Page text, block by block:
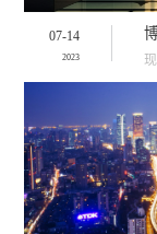
07-14
2023